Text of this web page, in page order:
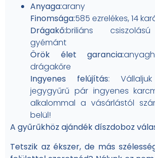
Anyaga:arany
Finomsága:585 ezrelékes, 14
Drágakő:briliáns
gyémánt
Örök élet garancia:
drágakőre
Ingyenes felújítás:
jegygyűrű pár ingyenes
alkalommal a vásárlástól
belül!
A gyűrűkhöz ajándék díszdoboz
Tetszik az ékszer, de más